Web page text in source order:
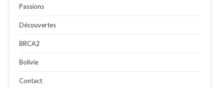
Passions
Découvertes
BRCA2
Bolivie
Contact